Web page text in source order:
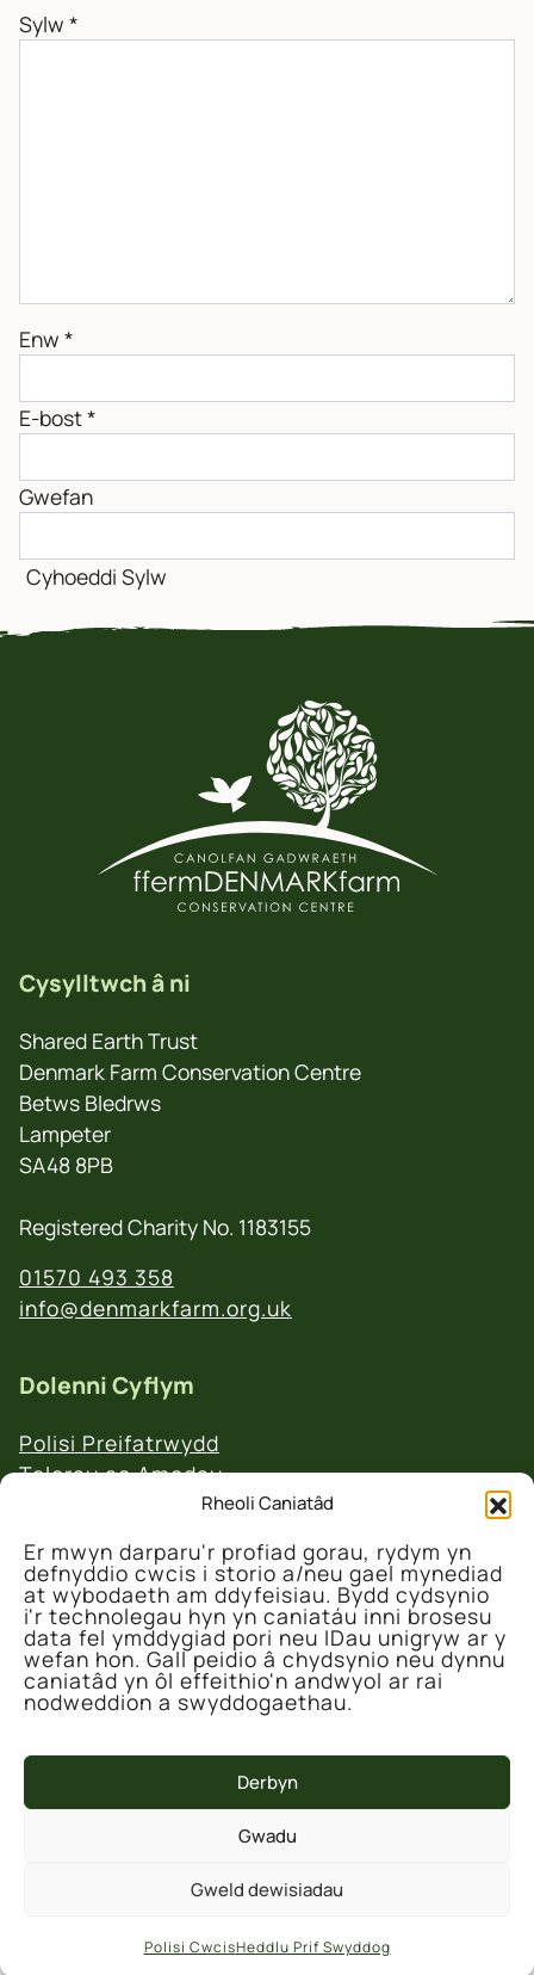
Rheoli Caniatâd
Er mwyn darparu'r profiad gorau, rydym yn
defnyddio cwcis i storio a/neu gael mynediad
at wybodaeth am ddyfeisiau. Bydd cydsynio
i'r technolegau hyn yn caniatáu inni brosesu
data fel ymddygiad pori neu IDau unigryw ar y
wefan hon. Gall peidio â chydsynio neu dynnu
caniatâd yn ôl effeithio'n andwyol ar rai
nodweddion a swyddogaethau.
Derbyn
Gwadu
Gweld dewisiadau
Polisi CwcisHeddlu Prif Swyddog
Sylw *
Enw *
E-bost*
Gwefan
Cysylltwch â ni
Shared Earth Trust
Denmark Farm Conservation Centre
Betws Bledrws
Lampeter
SA48 8PB
Registered Charity No. 1183155
01570 493 358
info@denmarkfarm.org.uk
Dolenni Cyflym
Polisi Preifatrwydd
Telerau ac Amodau
Polisi Ad-daliadau a Dychweliadau
© 2026 Canolfan Gadwraeth Fferm Denmarc
gan Lywodraeth y DU drwy Gronfa Ffyniant
Gyffredin y DU a weinyddir gan dim Cynnal y
Cardi ar ran Cyngor Sir Ceredigion.